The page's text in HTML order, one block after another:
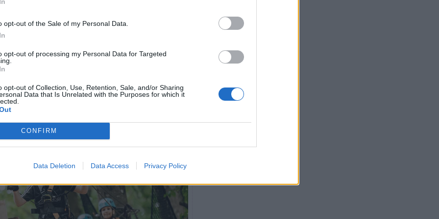
opt-out of the Sale of my Personal Data.
opt-out of processing my Personal Data for Targeted
opt-out of Collection, Use, Retention, Sale, and/or Sharing
Data that Is Unrelated with the Purposes for which it
CONFIRM
Data Deletion Data Access Privacy Policy
för klättring på varierande höjd och med
hela tiden varit att bygga en anläggning som är
5 år och minimilängd 110 centimeter).
för höga för att attrahera barn och mer exponerade
några av våra andra parker välkomnar vi barn från
Sagoängen bara ligger ett stenkast bort och
förklarar Marcus.